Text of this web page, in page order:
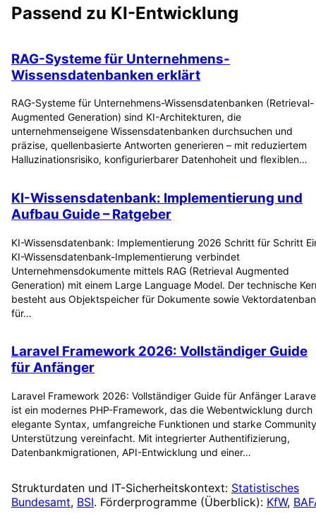
Passend zu KI-Entwicklung
RAG-Systeme für Unternehmens-
Wissensdatenbanken erklärt
RAG-Systeme für Unternehmens-Wissensdatenbanken (Retrieval-
Augmented Generation) sind KI-Architekturen, die
unternehmenseigene Wissensdatenbanken durchsuchen und
präzise, quellenbasierte Antworten generieren – mit reduziertem
Halluzinationsrisiko, konfigurierbarer Datenhoheit und flexiblen…
KI-Wissensdatenbank: Implementierung und
Aufbau Guide – Ratgeber
KI-Wissensdatenbank: Implementierung 2026 Schritt für Schritt
KI-Wissensdatenbank-Implementierung verbindet
Unternehmensdokumente mittels RAG (Retrieval Augmented
Generation) mit einem Large Language Model. Der technische
besteht aus Objektspeicher für Dokumente sowie
für…
Laravel Framework 2026: Vollständiger Guide
für Anfänger
Laravel Framework 2026: Vollständiger Guide für Anfänger
ist ein modernes PHP-Framework, das die Webentwicklung durch
elegante Syntax, umfangreiche Funktionen und starke
Unterstützung vereinfacht. Mit integrierter Authentifizierung,
Datenbankmigrationen, API-Entwicklung und einer…
Strukturdaten und IT-Sicherheitskontext: Statistisches
Bundesamt, BSI. Förderprogramme (Überblick): KfW,